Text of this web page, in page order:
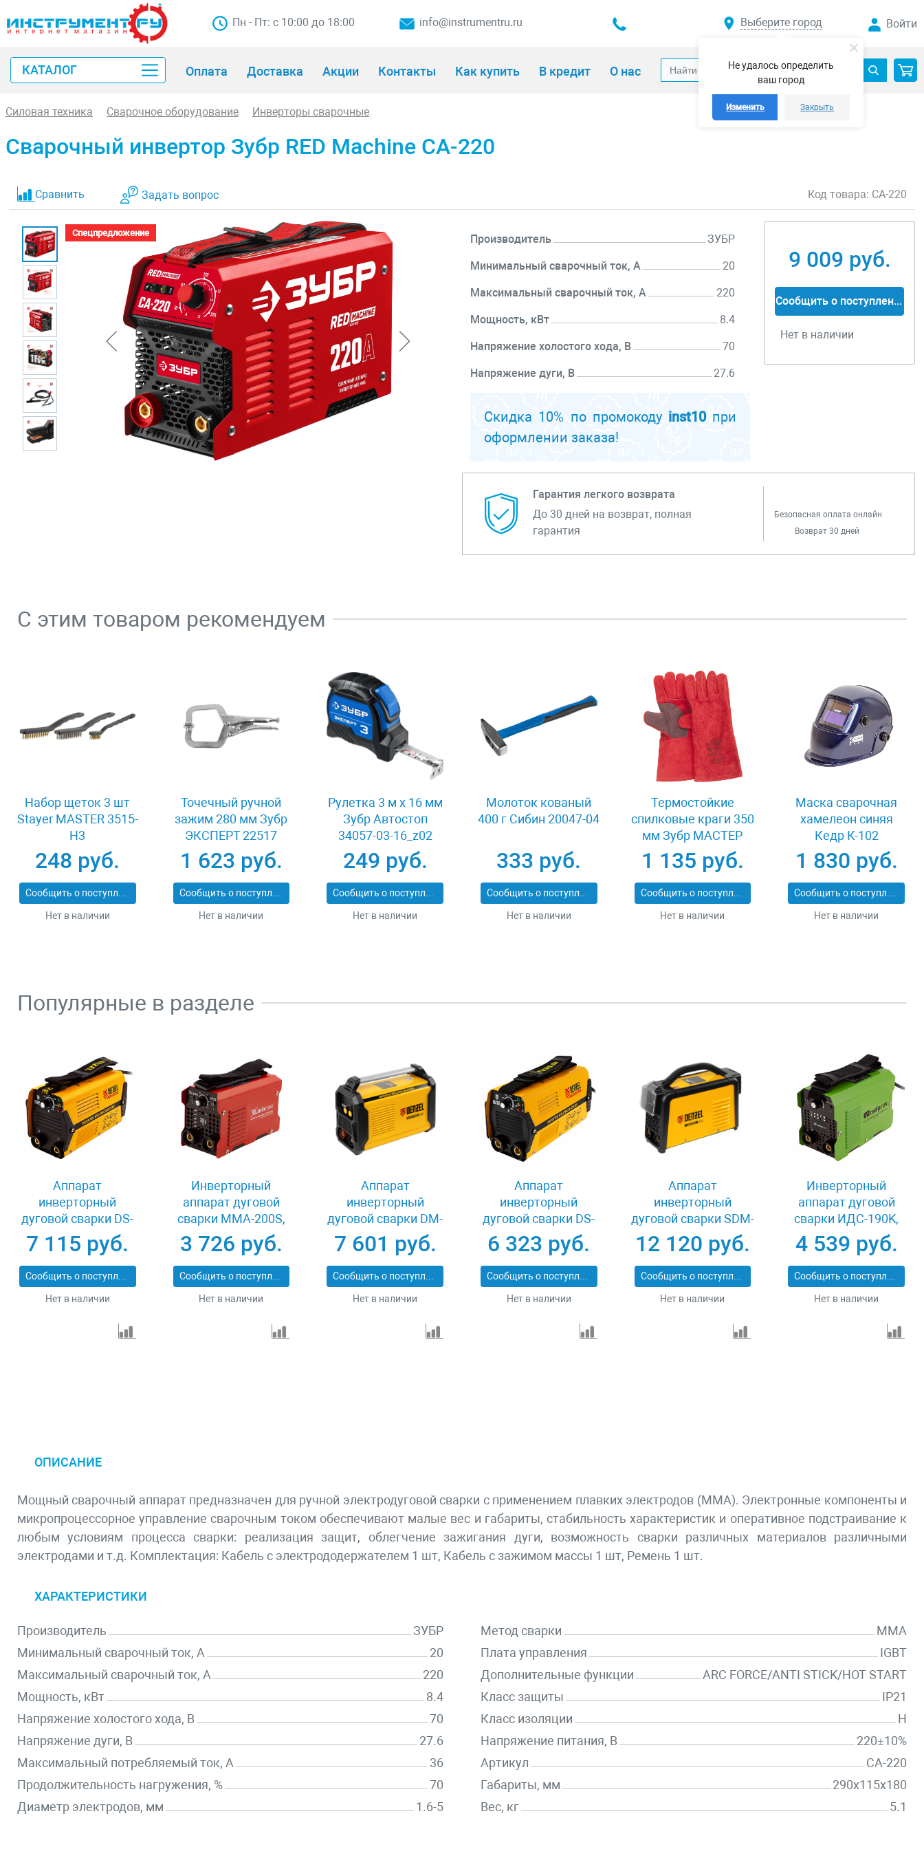
Не удалось определить
ваш город
Изменить Закрыть
Пн - Пт: с 10:00 до 18:00 info@instrumentru.ru Выберите город Войти
КАТАЛОГ Оплата Доставка Акции Контакты Как купить В кредит О нас
Силовая техника Сварочное оборудование Инверторы сварочные
Сварочный инвертор Зубр RED Machine СА-220
Сравнить Задать вопрос Код товара: СА-220
Спецпредложение Производитель ЗУБР
Минимальный сварочный ток, А 20
Максимальный сварочный ток, А 220
Мощность, кВт 8.4
Напряжение холостого хода, В 70
Напряжение дуги, В 27.6
ток, А
Перейти к описанию
Скидка 10% по промокоду inst10при
оформлении заказа!
9 009 руб.
Сообщить о поступлении
Нет в наличии
Гарантия легкого возврата
До 30 дней на возврат, полная
гарантия
Безопасная оплата онлайн
Возврат 30 дней
С этим товаром рекомендуем
Набор щеток 3 шт
Stayer MASTER 3515-
H3
248 руб.
Сообщить о поступлении
Нет в наличии
Точечный ручной
зажим 280 мм Зубр
ЭКСПЕРТ 22517
1 623 руб.
Сообщить о поступлении
Нет в наличии
Рулетка 3 м x 16 мм
Зубр Автостоп
34057-03-16_z02
249 руб.
Сообщить о поступлении
Нет в наличии
Молоток кованый
400 г Сибин 20047-04
333 руб.
Сообщить о поступлении
Нет в наличии
Термостойкие
спилковые краги 350
мм Зубр МАСТЕР
11334-XL
1 135 руб.
Сообщить о поступлении
Нет в наличии
Маска сварочная
хамелеон синяя
Кедр К-102
1 830 руб.
Сообщить о поступлении
Нет в наличии
Популярные в разделе
Аппарат
инверторный
дуговой сварки DS-
200 Compact, 200 А,
ПВ 70% Denzel 94373
7 115 руб.
Сообщить о поступлении
Нет в наличии
Инверторный
аппарат дуговой
сварки MMA-200S,
200 А, ПВ60% MTX
94391
3 726 руб.
Сообщить о поступлении
Нет в наличии
Аппарат
инверторный
дуговой сварки DM-
180 Standart, 180 А,
ПВ 60% Denzel 94324
7 601 руб.
Сообщить о поступлении
Нет в наличии
Аппарат
инверторный
дуговой сварки DS-
180 Compact, 180 А,
ПВ 70% Denzel 94372
6 323 руб.
Сообщить о поступлении
Нет в наличии
Аппарат
инверторный
дуговой сварки SDM-
220 Top, 220 А, ПВ
60% Denzel 94357
12 120 руб.
Сообщить о поступлении
Нет в наличии
Инверторный
аппарат дуговой
сварки ИДС-190K,
190 А, ПВ 80%
Сибртех 94394
4 539 руб.
Сообщить о поступлении
Нет в наличии
ОПИСАНИЕ
Мощный сварочный аппарат предназначен для ручной электродуговой сварки с применением плавких электродов (ММА). Электронные компоненты и
микропроцессорное управление сварочным током обеспечивают малые вес и габариты, стабильность характеристик и оперативное подстраивание к
любым условиям процесса сварки: реализация защит, облегчение зажигания дуги, возможность сварки различных материалов различными
электродами и т.д. Комплектация: Кабель с электрододержателем 1 шт, Кабель с зажимом массы 1 шт, Ремень 1 шт.
ХАРАКТЕРИСТИКИ
Производитель
ЗУБР
Минимальный сварочный ток, А
20
Максимальный сварочный ток, А
220
Мощность, кВт
8.4
Напряжение холостого хода, В
70
Напряжение дуги, В
27.6
Максимальный потребляемый ток, А
36
Продолжительность нагружения, %
70
Диаметр электродов, мм
1.6-5
Метод сварки
MMA
Плата управления
IGBT
Дополнительные функции
ARC FORCE/ANTI STICK/HOT START
Класс защиты
IP21
Класс изоляции
H
Напряжение питания, В
220±10%
Артикул
СА-220
Габариты, мм
290х115х180
Вес, кг
5.1